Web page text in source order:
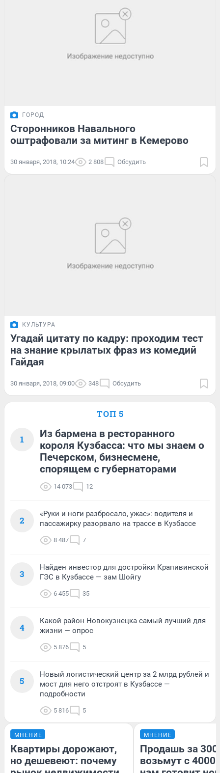
ГОРОД
Сторонников Навального
оштрафовали за митинг в Кемерово
30 января, 2018, 10:24 2 808 Обсудить
КУЛЬТУРА
Угадай цитату по кадру: проходим тест
на знание крылатых фраз из комедий
Гайдая
30 января, 2018, 09:00 348 Обсудить
ТОП 5
1
Из бармена в ресторанного
короля Кузбасса: что мы знаем о
Печерском, бизнесмене,
спорящем с губернаторами
14 073 12
2
«Руки и ноги разбросало, ужас»: водителя и
пассажирку разорвало на трассе в Кузбассе
8 487 7
3
Найден инвестор для достройки Крапивинской
ГЭС в Кузбассе — зам Шойгу
6 455 35
4
Какой район Новокузнецка самый лучший для
жизни — опрос
5 876 5
5
Новый логистический центр за 2 млрд рублей и
мост для него отстроят в Кузбассе —
подробности
5 816 5
МНЕНИЕ
Квартиры дорожают,
но дешевеют: почему
МНЕНИЕ
Продашь за
возьмут с